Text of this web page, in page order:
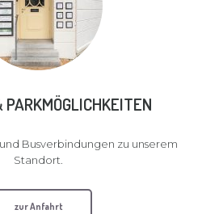
Busverbindungen zu unserem
Standort.
zur Anfahrt